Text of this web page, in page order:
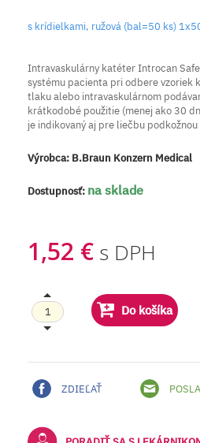
s krídielkami, ružová (bal=50 ks)
Intravaskulárny katéter Introcan
systému pacienta pri odbere vzoriek
tlaku alebo intravaskulárnom
krátkodobé použitie (menej ako 30
je indikovaný aj pre liečbu podkožnou
Výrobca: B.Braun Konzern Medical
Dostupnosť: na sklade
1,52 € s DPH
Do košíka
ZDIEĽAŤ